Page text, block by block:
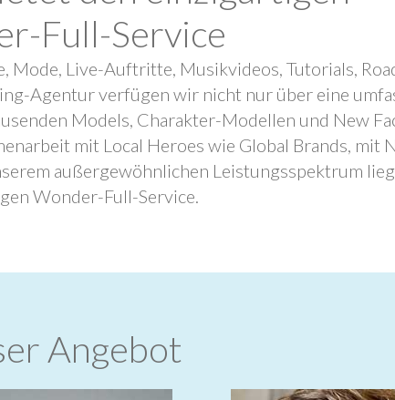
Full-Service
Live-Auftritte, Musikvideos, Tutorials,
Agentur verfügen wir nicht nur über eine
Models, Charakter-Modellen und New
mit Local Heroes wie Global Brands, mit
außergewöhnlichen Leistungsspektrum
Wonder-Full-Service.
Angebot